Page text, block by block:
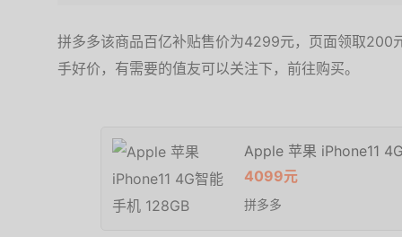
拼多多该商品百亿补贴售价为4299元，页面领取200
手好价，有需要的值友可以关注下，前往购买。
Apple 苹果 iPhone11
4099元
拼多多